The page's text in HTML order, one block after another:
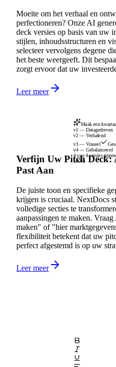
Moeite om het verhaal en
perfectioneren? Onze AI
deck versies op basis van uw
stijlen, inhoudsstructuren en
selecteer vervolgens degene
het beste weergeeft. Dit
zorgt ervoor dat uw
Leer meer
Maak een
v1 — Datagedreven
v2 — Verhalend
v3 — Visueel
v4 — Gebalanceerd
4 van 4 versies
100%
Verfijn Uw Pitch Deck:
Past Aan
De juiste toon en specifieke
krijgen is cruciaal. NextDocs
volledige secties te
aanpassingen te maken.
maken" of "hier
flexibiliteit betekent dat uw
perfect afgestemd is op uw
Leer meer